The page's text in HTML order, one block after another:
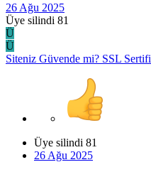
26 Ağu 2025
Üye silindi 81
Ü
Ü
Siteniz Güvende mi? SSL
Üye silindi 81
26 Ağu 2025